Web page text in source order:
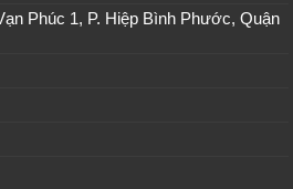
Phúc 1, P. Hiệp Bình Phước, Quận